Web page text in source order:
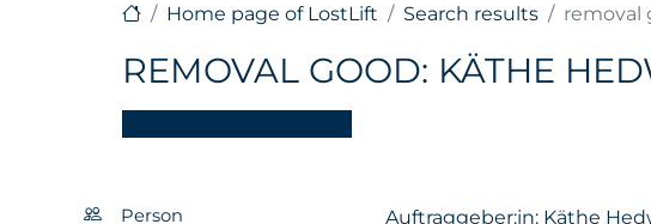
Home page of LostLift Search results removal
REMOVAL GOOD: KÄTHE
Person Auftraggeber:in: Käthe